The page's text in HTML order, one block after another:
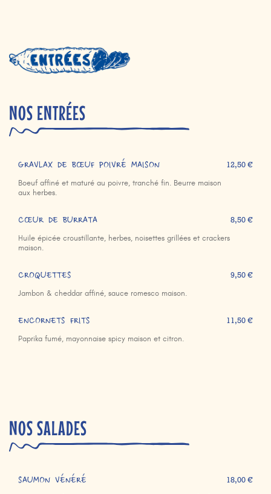
NOS ENTRÉES
GRAVLAX DE BŒUF POIVRÉ MAISON
Boeuf affiné et maturé au poivre, tranché fin. Beurre maison
aux herbes.
12,50 €
CŒUR DE BURRATA
Huile épicée croustillante, herbes, noisettes grillées et crackers
maison.
8,50 €
CROQUETTES
Jambon & cheddar affiné, sauce romesco maison.
9,50 €
ENCORNETS FRITS
Paprika fumé, mayonnaise spicy maison et citron.
11,50 €
NOS SALADES
SAUMON VÉNÉRÉ 18,00 €